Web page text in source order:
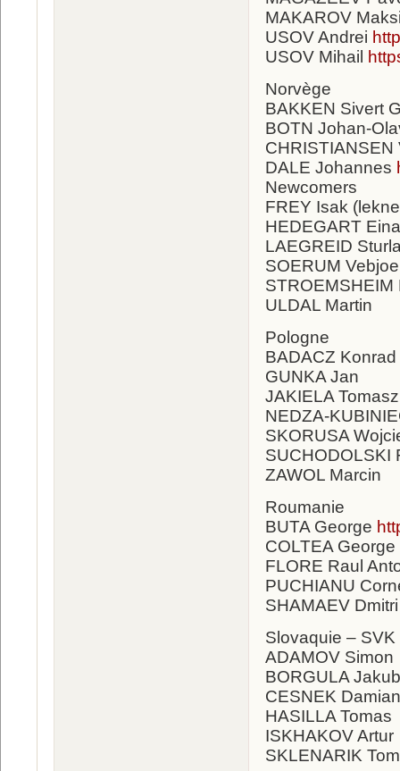
MAKAROV
USOV Andrei
USOV Mihail
Norvège
BAKKEN Sivert
BOTN Johan-
DALE Johannes
Newcomers
FREY Isak
HEDEGART
LAEGREID
SOERUM
ULDAL Martin
Pologne
BADACZ Konrad
GUNKA Jan
JAKIELA
NEDZA-
SKORUSA
SUCHODOLSKI
ZAWOL Marcin
Roumanie
BUTA George
COLTEA
FLORE Raul
PUCHIANU
SHAMAEV Dmitri
Slovaquie – SVK
ADAMOV Simon
BORGULA Jakub
CESNEK Damian
HASILLA Tomas
ISKHAKOV Artur
SKLENARIK